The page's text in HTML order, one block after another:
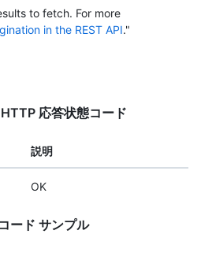
to fetch. For more
in the REST API."
応答状態コード
説明
OK
ード サンプル